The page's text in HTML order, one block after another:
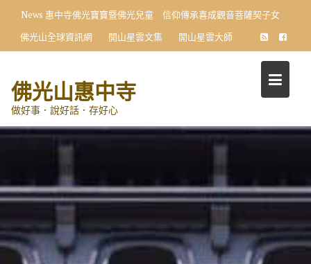
content
News 惠中寺佛光寶寶暨佛光兒童 信仰傳承喜成觀音菩薩契子女
佛光山全球資訊網
開山星雲文集 開山星雲大師
佛光山惠中寺
做好事．說好話．存好心